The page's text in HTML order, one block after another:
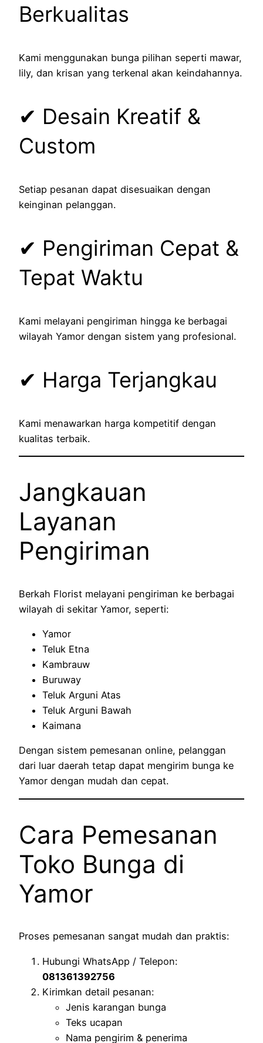
Berkualitas
Kami menggunakan bunga pilihan seperti mawar,
lily, dan krisan yang terkenal akan keindahannya.
✔ Desain Kreatif &
Custom
Setiap pesanan dapat disesuaikan dengan
keinginan pelanggan.
✔ Pengiriman Cepat &
Tepat Waktu
Kami melayani pengiriman hingga ke berbagai
wilayah Yamor dengan sistem yang profesional.
✔ Harga Terjangkau
Kami menawarkan harga kompetitif dengan
kualitas terbaik.
Jangkauan
Layanan
Pengiriman
Berkah Florist melayani pengiriman ke berbagai
wilayah di sekitar Yamor, seperti:
Yamor
Teluk Etna
Kambrauw
Buruway
Teluk Arguni Atas
Teluk Arguni Bawah
Kaimana
Dengan sistem pemesanan online, pelanggan
dari luar daerah tetap dapat mengirim bunga ke
Yamor dengan mudah dan cepat.
Cara Pemesanan
Toko Bunga di
Yamor
Proses pemesanan sangat mudah dan praktis:
Hubungi WhatsApp / Telepon:
081361392756
Kirimkan detail pesanan:
Jenis karangan bunga
Teks ucapan
Nama pengirim & penerima